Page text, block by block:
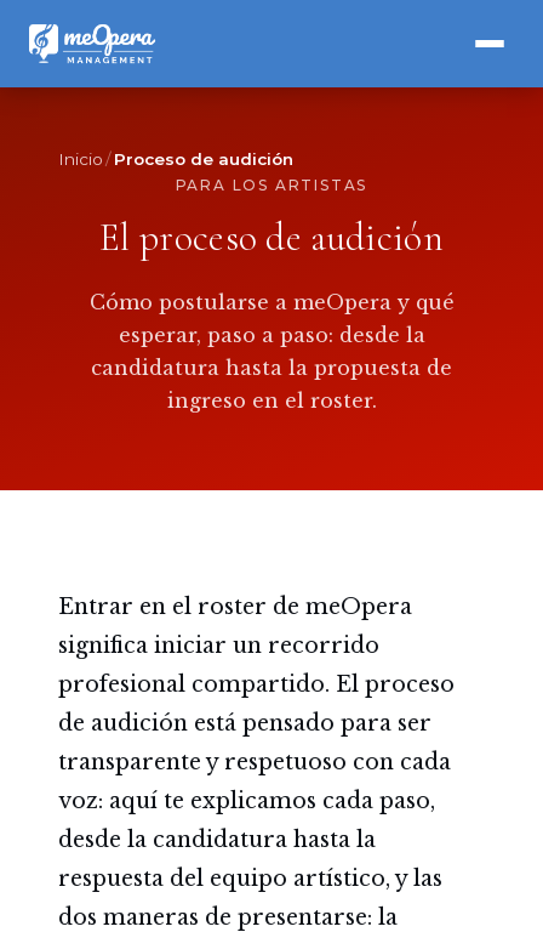
Inicio Proceso de audición
PARA LOS ARTISTAS
El proceso de audición
Cómo postularse a meOpera y qué
esperar, paso a paso: desde la
candidatura hasta la propuesta de
ingreso en el roster.
Entrar en el roster de meOpera
significa iniciar un recorrido
profesional compartido. El proceso
de audición está pensado para ser
transparente y respetuoso con cada
voz: aquí te explicamos cada paso,
desde la candidatura hasta la
respuesta del equipo artístico, y las
dos maneras de presentarse: la